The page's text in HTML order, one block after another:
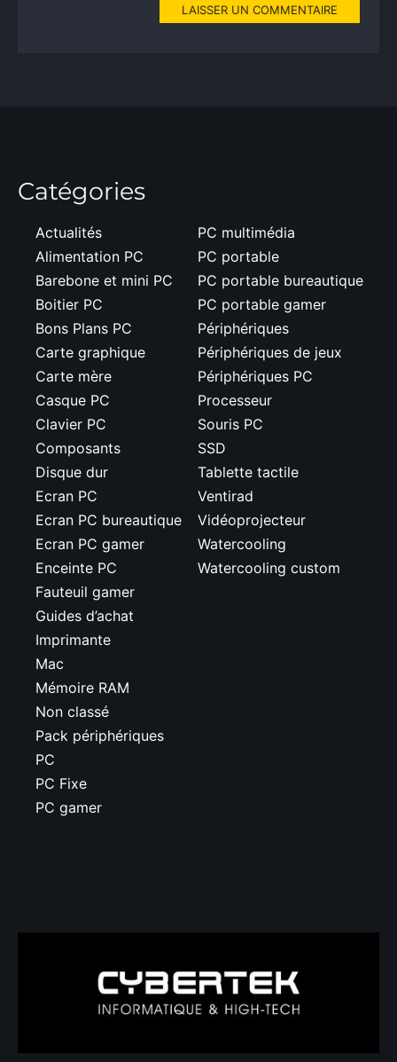
LAISSER UN COMMENTAIRE
Catégories
Actualités
Alimentation PC
Barebone et mini PC
Boitier PC
Bons Plans PC
Carte graphique
Carte mère
Casque PC
Clavier PC
Composants
Disque dur
Ecran PC
Ecran PC bureautique
Ecran PC gamer
Enceinte PC
Fauteuil gamer
Guides d’achat
Imprimante
Mac
Mémoire RAM
Non classé
Pack périphériques
PC
PC Fixe
PC gamer
PC multimédia
PC portable
PC portable bureautique
PC portable gamer
Périphériques
Périphériques de jeux
Périphériques PC
Processeur
Souris PC
SSD
Tablette tactile
Ventirad
Vidéoprojecteur
Watercooling
Watercooling custom